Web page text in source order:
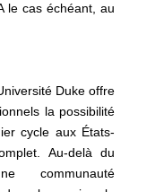
le cas échéant, au
Duke offre
la possibilité
cycle aux États-
Au-delà du
communauté